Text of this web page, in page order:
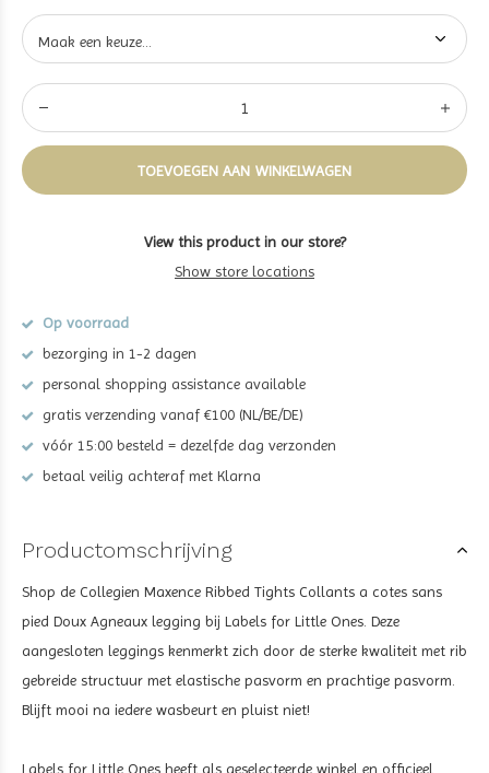
TOEVOEGEN AAN WINKELWAGEN
View this product in our store?
Show store locations
Op voorraad
bezorging in 1-2 dagen
personal shopping assistance available
gratis verzending vanaf €100 (NL/BE/DE)
vóór 15:00 besteld = dezelfde dag verzonden
betaal veilig achteraf met Klarna
Productomschrijving
Shop de Collegien Maxence Ribbed Tights Collants a cotes sans
pied Doux Agneaux legging bij Labels for Little Ones. Deze
aangesloten leggings kenmerkt zich door de sterke kwaliteit met rib
gebreide structuur met elastische pasvorm en prachtige pasvorm.
Blijft mooi na iedere wasbeurt en pluist niet!
Labels for Little Ones heeft als geselecteerde winkel en officieel